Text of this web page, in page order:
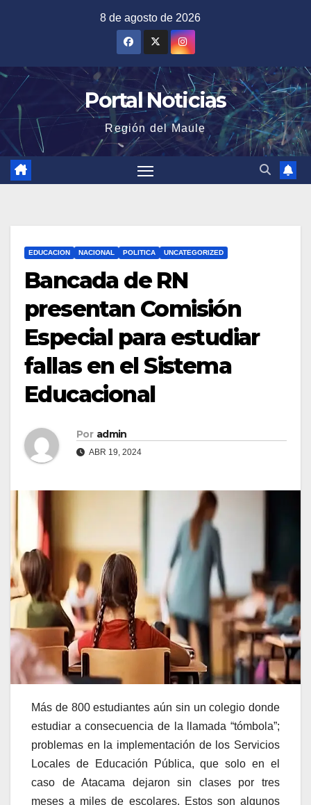
8 de agosto de 2026
Portal Noticias
Región del Maule
EDUCACION NACIONAL POLITICA UNCATEGORIZED
Bancada de RN
presentan Comisión
Especial para estudiar
fallas en el Sistema
Educacional
Por admin
ABR 19, 2024
Más de 800 estudiantes aún sin un colegio donde
estudiar a consecuencia de la llamada “tómbola”;
problemas en la implementación de los Servicios
Locales de Educación Pública, que solo en el
caso de Atacama dejaron sin clases por tres
meses a miles de escolares. Estos son algunos